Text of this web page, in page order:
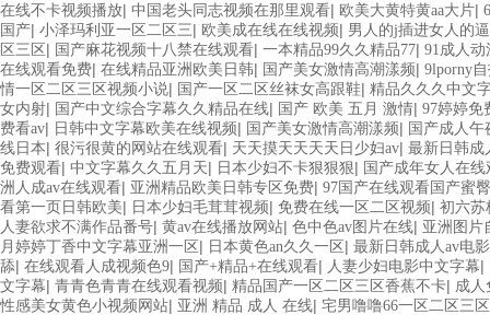
在线不卡视频播放| 中国老头同志视频在那里观看| 欧美大黄特黄aa大片|
国产| 小泽玛利亚一区二区三| 欧美成在线在线视频| 男人的j插进女人的逼
区三区 | 国产麻花视频十八禁在线观看| 一本精品99久久精品77| 91成人
在线观看免费| 在线精品亚洲欧美日韩| 国产美女激情高潮漾频| 9lporny
情一区二区三区视频小说| 国产一区二区丝袜女高跟鞋| 精品久久久中文
女内射| 国产中文综合字幕久久精品在线| 国产 欧美 五月 激情| 97婷婷免
费看av| 日韩中文字幕欧美在线视频| 国产美女激情高潮漾频| 国产成人
线日本| 很污很黄的网站在线观看| 天天摸天天天天日少妇av| 最新日韩成
免费观看| 中文字幕久久五月天| 日本少妇不卡狠狠狠| 国产成年女人在线
洲人成av在线观看| 亚洲精品欧美日韩专区免费| 97国产在线观看国产蜜臀
看第一页日韩欧美| 日本少妇毛茸茸视频| 免费在线一区二区视频| 初六苏
人妻欲求不满作品番号| 黄av在线播放网站| 色中色av图片在线| 亚洲图片
月婷婷丁香中文字幕亚洲一区 | 日本黄色an久久一区 | 最新日韩成人av电影
舔| 在线观看人成视频色9| 国产+精品+在线观看| 人妻少妇电影中文字幕|
文字幕| 青青色青青在线观看视频| 精品国产一区二区三区香蕉不卡| 成
性感美女黄色小视频网站| 亚洲 精品 成人 在线| 宅男噜噜66一区二区三